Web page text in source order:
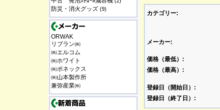
防災・消火グッズ (9)
ORWAK
リブラン㈱
㈱エルコム
㈱ホワイト
㈱ボネックス
㈱山本製作所
兼弥産業㈱
カテゴリー:
メーカー:
価格（最低）:
価格（最高）:
登録日（開始日）:
登録日（終了日）: